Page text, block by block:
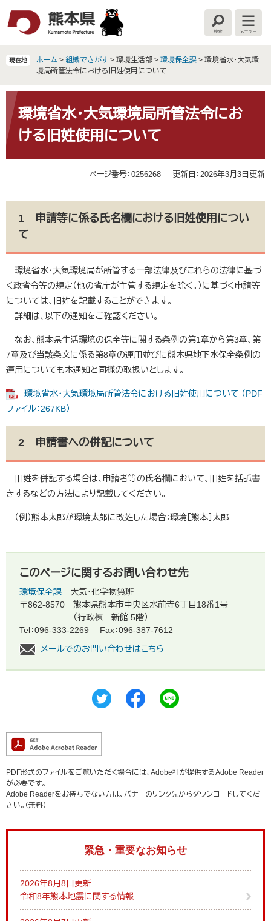
文
へ
検
索
メ
ニ
ー
現在地 ホーム > 組織でさがす > 環境生活部 > 環境保全課 > 環境省水・大気環
境局所管法令における旧姓使用について
文 環境省水・大気環境局所管法令にお
ける旧姓使用について
ページ番号：0256268 更新日：2026年3月3日更新
1 申請等に係る氏名欄における旧姓使用につい
て
環境省水・大気環境局が所管する一部法律及びこれらの法律に基づ
く政省令等の規定（他の省庁が主管する規定を除く。）に基づく申請等
については、旧姓を記載することができます。
詳細は、以下の通知をご確認ください。
なお、熊本県生活環境の保全等に関する条例の第1章から第3章、第
7章及び当該条文に係る第8章の運用並びに熊本県地下水保全条例の
運用についても本通知と同様の取扱いとします。
環境省水・大気環境局所管法令における旧姓使用について （PDF
ファイル：267KB）
2 申請書への併記について
旧姓を併記する場合は、申請者等の氏名欄において、旧姓を括弧書
きするなどの方法により記載してください。
（例）熊本太郎が環境太郎に改姓した場合：環境［熊本］太郎
このページに関するお問い合わせ先
環境保全課
大気・化学物質班
〒862-8570
熊本県熊本市中央区水前寺6丁目18番1号
（行政棟 新館 5階）
Tel：096-333-2269
Fax：096-387-7612
メールでのお問い合わせはこちら
PDF形式のファイルをご覧いただく場合には、Adobe社が提供するAdobe Reader
が必要です。
Adobe Readerをお持ちでない方は、バナーのリンク先からダウンロードしてくだ
さい。（無料）
緊急・重要なお知らせ
2026年8月8日更新
令和8年熊本地震に関する情報